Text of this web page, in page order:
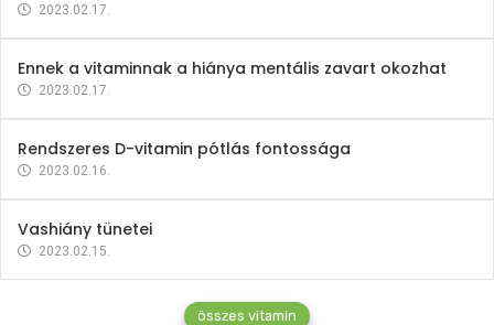
2023.02.17.
Ennek a vitaminnak a hiánya mentális zavart okozhat
2023.02.17.
Rendszeres D-vitamin pótlás fontossága
2023.02.16.
Vashiány tünetei
2023.02.15.
összes vitamin